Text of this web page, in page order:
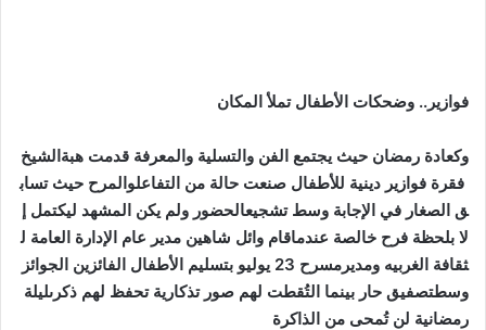
فوازير .. وضحكات الأطفال تملأ المكان
وكعادة رمضان حيث يجتمع الفن والتسلية والمعرفة قدمت هبةالشيخ
فقرة فوازير دينية للأطفال صنعت حالة من التفاعلوالمرح حيث تساب
ق الصغار في الإجابة وسط تشجيعالحضور ولم يكن المشهد ليكتمل إ
لا بلحظة فرح خالصة عندماقام وائل شاهين مدير عام الإدارة العامة ل
ثقافة الغربيه ومديرمسرح يوليو بتسليم الأطفال الفائزين الجوائز
وسطتصفيق حار بينما التُقطت لهم صور تذكارية تحفظ لهم ذكرىليلة
رمضانية لن تُمحى من الذاكرة